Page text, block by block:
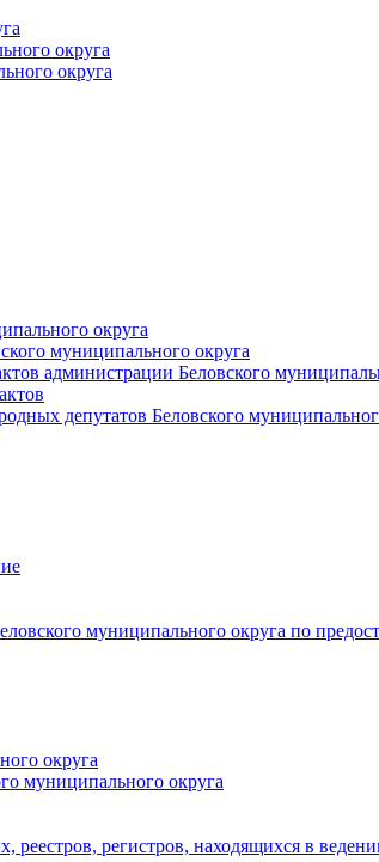
округа
округа
округа
муниципального округа
администрации Беловского
депутатов Беловского
муниципального округа по
округа
муниципального округа
регистров, находящихся в